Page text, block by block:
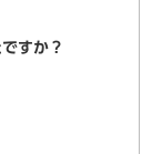
すか？